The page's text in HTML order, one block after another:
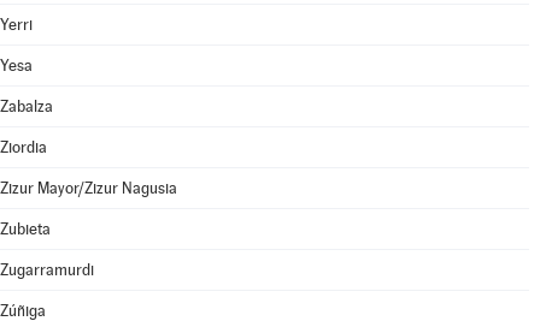
Yerri
Yesa
Zabalza
Ziordia
Zizur Mayor/Zizur Nagusia
Zubieta
Zugarramurdi
Zúñiga